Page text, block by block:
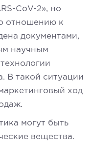
CoV-2», но
отношению к
документами,
научным
В такой ситуации
ход
могут быть
вещества.